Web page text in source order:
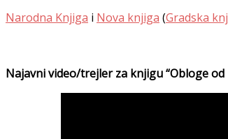
Narodna Knjiga i Nova knjiga (Gradska
Najavni video/trejler za knjigu “Obloge od